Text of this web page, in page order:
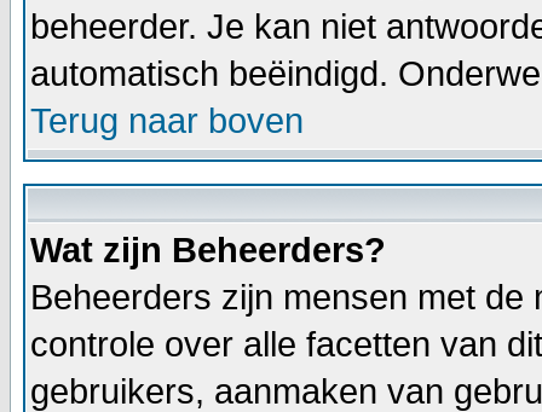
beheerder. Je kan niet
automatisch beëindigd.
Terug naar boven
Wat zijn Beheerders?
Beheerders zijn mensen met
controle over alle facetten van
gebruikers, aanmaken van